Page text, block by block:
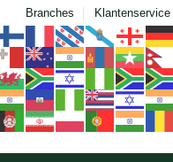
Branches Klantenservice